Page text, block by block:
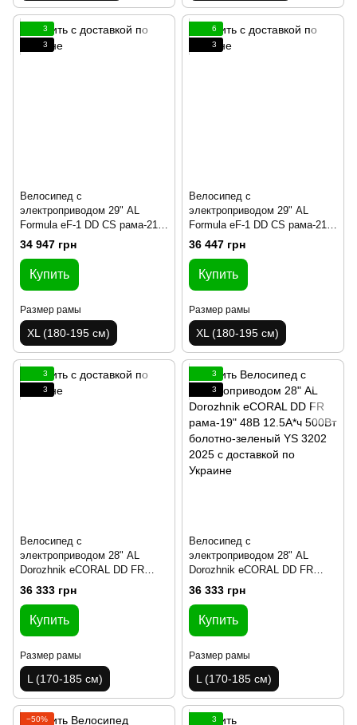
3
3
Велосипед с
электроприводом 29" AL
Formula eF-1 DD CS рама-21"
48B 12.5А*ч 500Вт красно-
серебристый YS 9018 2025
34 947 грн
Купить
Размер рамы
XL (180-195 см)
6
3
Велосипед с
электроприводом 29" AL
Formula eF-1 DD CS рама-21"
48B 12.5А*ч 500Вт
серебристо-черный YS 7605
2025
36 447 грн
Купить
Размер рамы
XL (180-195 см)
3
3
Велосипед с
электроприводом 28" AL
Dorozhnik eCORAL DD FR
рама-19" 48B 12.5А*ч 500Вт
болотно-зеленый YS 3202
2025
36 333 грн
Купить
Размер рамы
L (170-185 см)
3
3
Велосипед с
электроприводом 28" AL
Dorozhnik eCORAL DD FR
рама-19" 48B 12.5А*ч 500Вт
болотно-зеленый YS 3202
2025
36 333 грн
Купить
Размер рамы
L (170-185 см)
−50%
3